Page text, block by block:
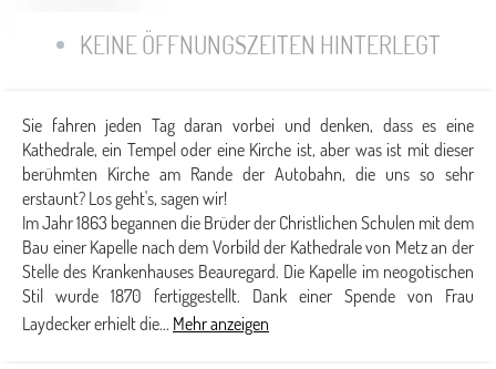
KEINE ÖFFNUNGSZEITEN HINTERLEGT
Sie fahren jeden Tag daran vorbei und denken, dass es eine
Kathedrale, ein Tempel oder eine Kirche ist, aber was ist mit dieser
berühmten Kirche am Rande der Autobahn, die uns so sehr
erstaunt? Los geht's, sagen wir!
Im Jahr 1863 begannen die Brüder der Christlichen Schulen mit dem
Bau einer Kapelle nach dem Vorbild der Kathedrale von Metz an der
Stelle des Krankenhauses Beauregard. Die Kapelle im neogotischen
Stil wurde 1870 fertiggestellt. Dank einer Spende von Frau
Laydecker erhielt die... Mehr anzeigen